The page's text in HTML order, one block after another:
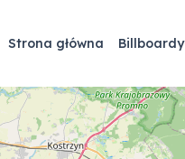
Strona główna Billboardy